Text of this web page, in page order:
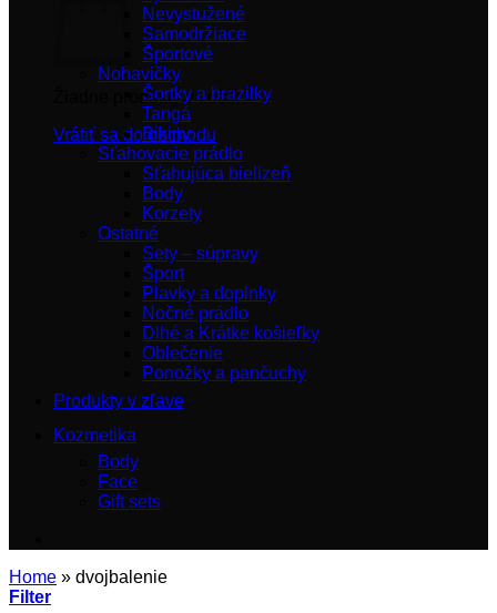
Žiadne produkty v košíku.
Vrátiť sa do obchodu
Nevystužené
Samodržiace
Športové
Nohavičky
Šortky a brazilky
Tangá
Bikiny
Sťahovacie prádlo
Sťahujúca bielizeň
Body
Korzety
Ostatné
Sety – súpravy
Šport
Plavky a doplnky
Nočné prádlo
Dlhé a Krátke košieľky
Oblečenie
Ponožky a pančuchy
Produkty v zľave
Kozmetika
Body
Face
Gift sets
Home » dvojbalenie
Filter